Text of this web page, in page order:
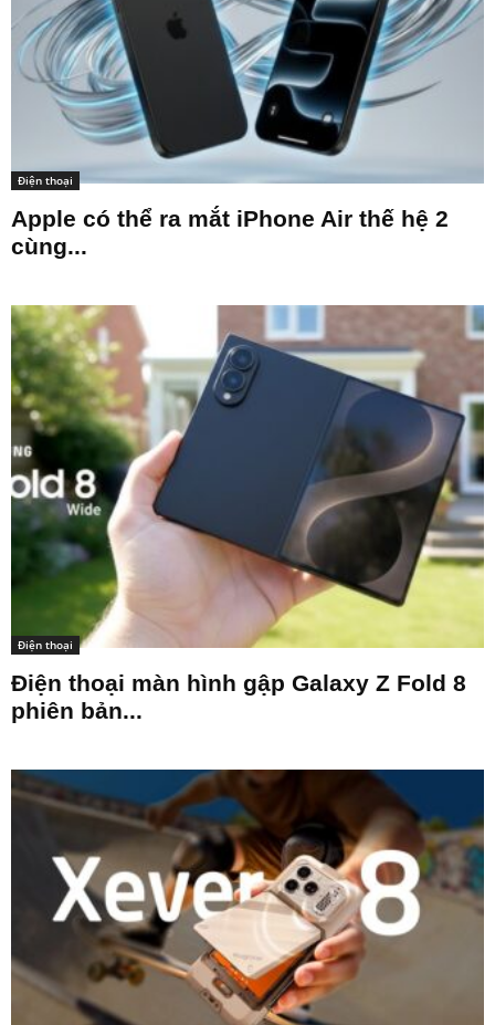
Điện thoại
Apple có thể ra mắt iPhone Air thế hệ 2
cùng...
Điện thoại
Điện thoại màn hình gập Galaxy Z Fold 8
phiên bản...